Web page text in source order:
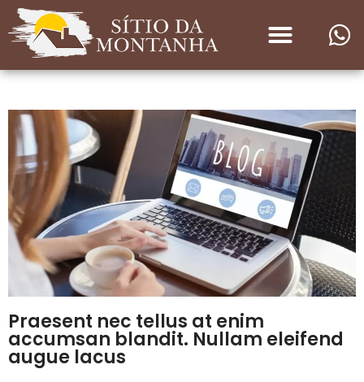
Praesent nec tellus at enim
accumsan blandit. Nullam eleifend
augue lacus